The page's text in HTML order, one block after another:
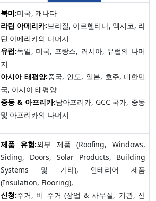
북미:미국, 캐나다
라틴 아메리카:브라질, 아르헨티나, 멕시코, 라
틴 아메리카의 나머지
유럽:독일, 미국, 프랑스, 러시아, 유럽의 나머
지
아시아 태평양:중국, 인도, 일본, 호주, 대한민
국, 아시아 태평양
중동 & 아프리카:남아프리카, GCC 국가, 중동
및 아프리카의 나머지
제품 유형:외부 제품 (Roofing, Windows,
Siding, Doors, Solar Products, Building
Systems 및 기타), 인테리어 제품
(Insulation, Flooring),
신청:주거, 비 주거 (상업 & 사무실, 기관, 산